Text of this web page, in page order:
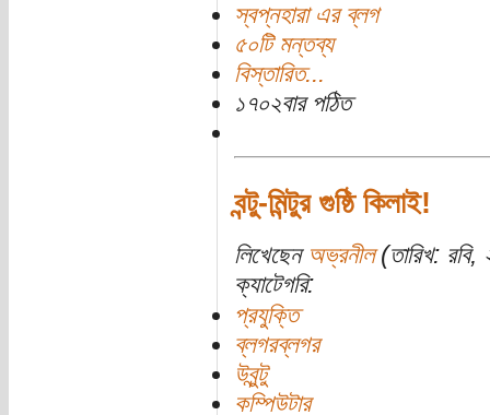
স্বপ্নহারা এর ব্লগ
৫০টি মন্তব্য
বিস্তারিত...
১৭০২বার পঠিত
বন্টু-মিন্টুর গুষ্ঠি কিলাই!
লিখেছেন অভ্রনীল(তারিখ:
ক্যাটেগরি:
প্রযুক্তি
ব্লগরব্লগর
উবুন্টু
কম্পিউটার